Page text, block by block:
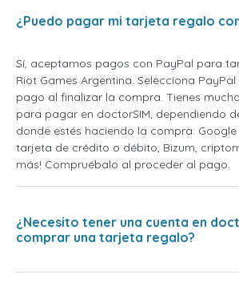
¿Puedo pagar mi tarjeta regalo
Sí, aceptamos pagos con PayPal para
Riot Games Argentina. Selecciona
pago al finalizar la compra. Tienes
para pagar en doctorSIM, dependiendo
donde estés haciendo la compra: Google
tarjeta de crédito o débito, Bizum,
más! Compruébalo al proceder al pago.
¿Necesito tener una cuenta en
comprar una tarjeta regalo?